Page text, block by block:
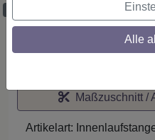
Maßzuschnitt /
Artikelart:
Alle